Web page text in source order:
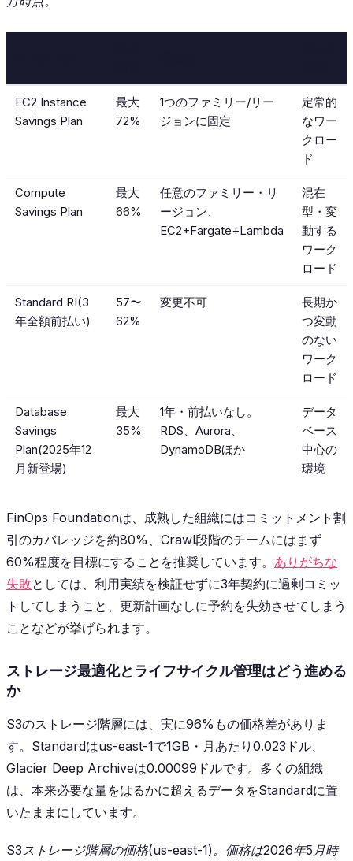
EC2 Instance
Savings Plan
最大
72%
1つのファミリー/リー
ジョンに固定
定常的
なワー
クロー
ド
Compute
Savings Plan
最大
66%
任意のファミリー・リ
ージョン、
EC2+Fargate+Lambda
混在
型・変
動する
ワーク
ロード
Standard RI(3
年全額前払い)
57〜
62%
変更不可
長期か
つ変動
のない
ワーク
ロード
Database
Savings
Plan(2025年12
月新登場)
最大
35%
1年・前払いなし。
RDS、Aurora、
DynamoDBほか
データ
ベース
中心の
環境
FinOps Foundationは、成熟した組織にはコミットメント割
引のカバレッジを約80%、Crawl段階のチームにはまず
60%程度を目標にすることを推奨しています。 ありがちな
失敗としては、利用実績を検証せずに3年契約に過剰コミッ
トしてしまうこと、更新計画なしに予約を失効させてしまう
ことなどが挙げられます。
ストレージ最適化とライフサイクル管理はどう進める
か
S3のストレージ階層には、実に96%もの価格差がありま
す。Standardはus-east-1で1GB・月あたり0.023ドル、
Glacier Deep Archiveは0.00099ドルです。多くの組織
は、本来必要な量をはるかに超えるデータをStandardに置
いたままにしています。
S3ストレージ階層の価格(us-east-1)。価格は2026年5月時